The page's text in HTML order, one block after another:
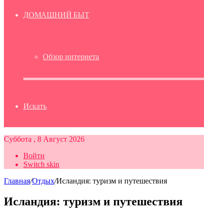
ДОМАШНИЙ БЫТ
Обзор интернета
Искать
Суббота , 8 Август 2026
Войти
Switch skin
Главная/Отдых/Исландия: туризм и путешествия
Исландия: туризм и путешествия